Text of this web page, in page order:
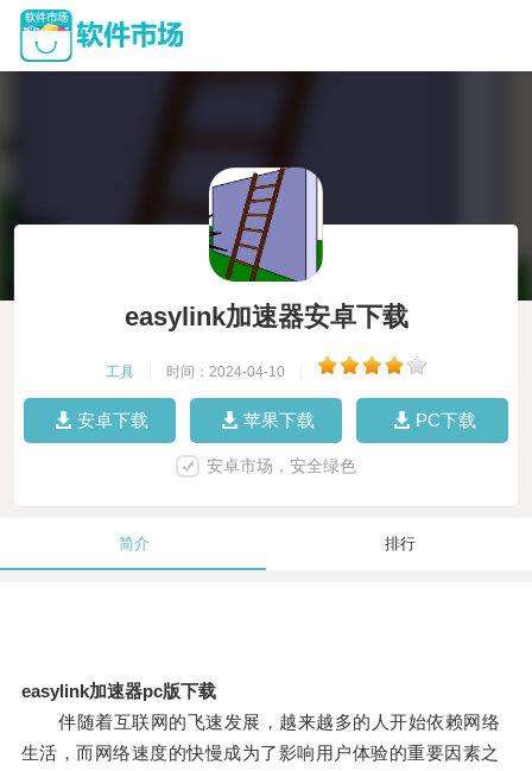
easylink加速器安卓下载
工具 时间：2024-04-10
安卓下载 苹果下载 PC下载
安卓市场，安全绿色
简介 排行
easylink加速器pc版下载
伴随着互联网的飞速发展，越来越多的人开始依赖网络
生活，而网络速度的快慢成为了影响用户体验的重要因素之